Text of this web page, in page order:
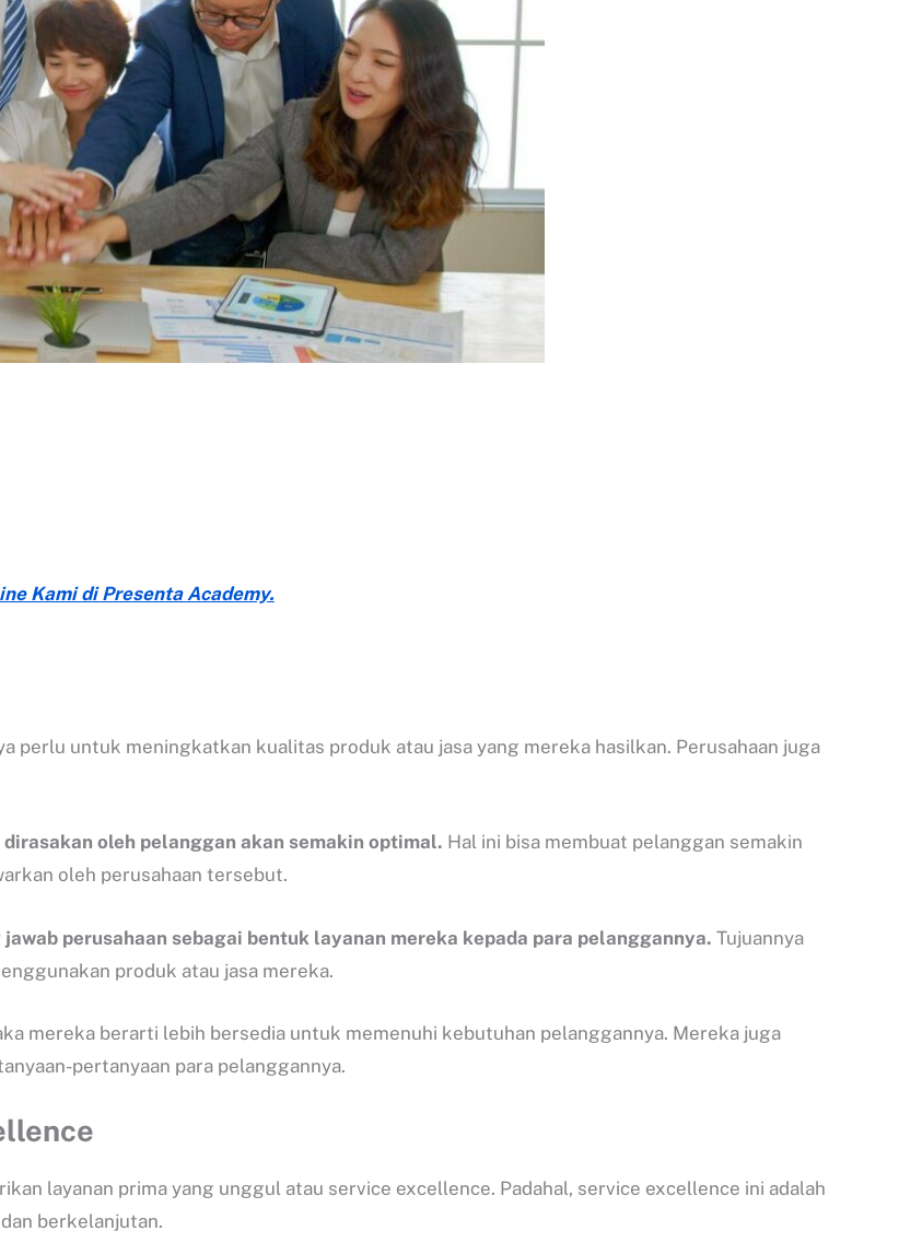
Kami di Presenta Academy.
perlu untuk meningkatkan kualitas produk atau jasa yang mereka hasilkan. Perusahaan juga
oleh pelanggan akan semakin optimal. Hal ini bisa membuat pelanggan semakin
oleh perusahaan tersebut.
perusahaan sebagai bentuk layanan mereka kepada para pelanggannya. Tujuannya
produk atau jasa mereka.
mereka berarti lebih bersedia untuk memenuhi kebutuhan pelanggannya. Mereka juga
pertanyaan para pelanggannya.
layanan prima yang unggul atau service excellence. Padahal, service excellence ini adalah
berkelanjutan.